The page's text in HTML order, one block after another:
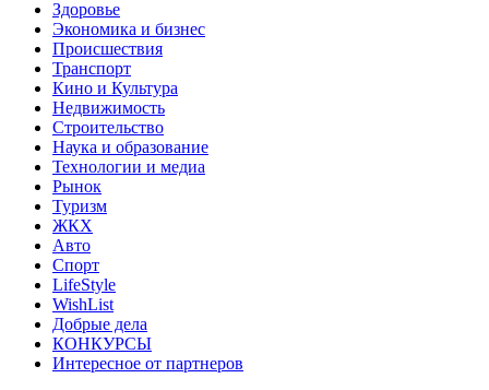
Здоровье
Экономика и бизнес
Происшествия
Транспорт
Кино и Культура
Недвижимость
Строительство
Наука и образование
Технологии и медиа
Рынок
Туризм
ЖКХ
Авто
Спорт
LifeStyle
WishList
Добрые дела
КОНКУРСЫ
Интересное от партнеров